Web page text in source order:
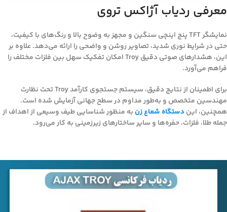
معرفی ردیاب آژاکس تروی
نمایشگر TFT پنج اینچی سنگین و مجهز به وضوح بالا و رنگ‌های با کیفیت،
حتی در شرایط نوری شدید، تصاویر روشن و واضحی را ارائه می‌دهد. علاوه بر
این، هشدارهای صوتی دقیق Troy امکان تفکیک سهل بین فلزات مختلف را
فراهم می‌آورد.
برای اطمینان از نتایج دقیق، سیستم جستجوی کارآمد Troy تحت نظارت
مهندسین متخصص و به‌طور مداوم در سطح جهانی آزمایش شده است.
همچنین، ایندستگاه شعاع زنبه منظور شناسایی طیف وسیعی از اهداف از
جمله طلا، فلزات، حفره‌ها و سایر ساختارهای زیرزمینی به کار می‌رود.